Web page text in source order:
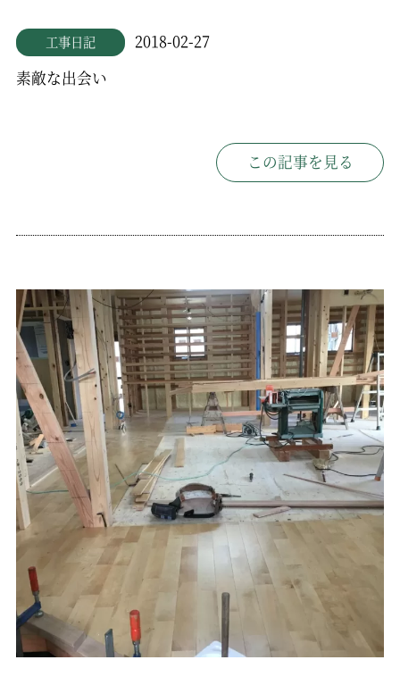
工事日記
2018-02-27
素敵な出会い
この記事を見る